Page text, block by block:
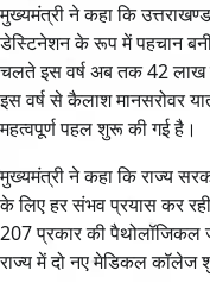
मुख्यमंत्री ने कहा कि
डेस्टिनेशन के रूप में पहचान
चलते इस वर्ष अब तक 42 लाख
इस वर्ष से कैलाश मानसरोवर
महत्वपूर्ण पहल शुरू की गई है।
मुख्यमंत्री ने कहा कि राज्य
के लिए हर संभव प्रयास कर
207 प्रकार की पैथोलॉजिकल
राज्य में दो नए मेडिकल कॉलेज